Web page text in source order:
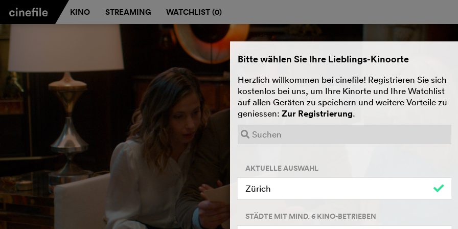
KINO STREAMING WATCHLIST (0)
Bitte wählen Sie Ihre Lieblings-Kinoorte
Herzlich willkommen bei cinefile! Registrieren Sie sich
kostenlos bei uns, um Ihre Kinorte und Ihre Watchlist
auf allen Geräten zu speichern und weitere Vorteile zu
geniessen: Zur Registrierung.
AKTUELLE AUSWAHL
Zürich
STÄDTE MIT MIND. 6 KINO-BETRIEBEN